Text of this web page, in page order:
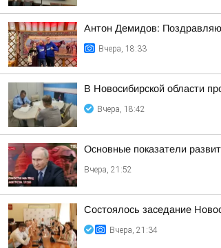
Антон Демидов: Поздравляю
Вчера, 18:33
В Новосибирской области
Вчера, 18:42
Основные показатели
Вчера, 21:52
Состоялось заседание
Вчера, 21:34